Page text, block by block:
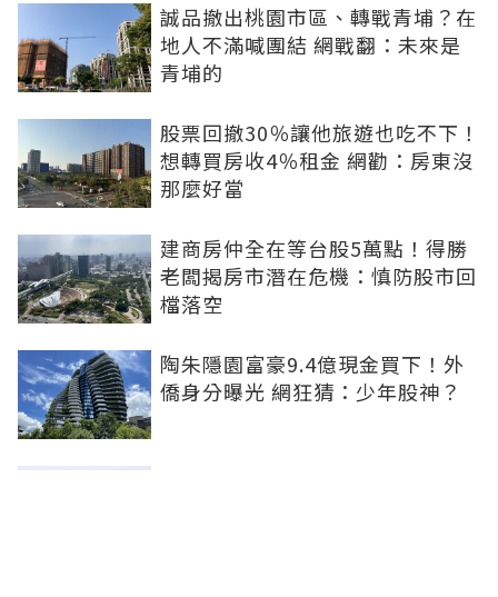
誠品撤出桃園市區、轉戰青埔？在
地人不滿喊團結 網戰翻：未來是
青埔的
股票回撤30％讓他旅遊也吃不下！
想轉買房收4％租金 網勸：房東沒
那麼好當
建商房仲全在等台股5萬點！得勝
老闆揭房市潛在危機：慎防股市回
檔落空
陶朱隱園富豪9.4億現金買下！外
僑身分曝光 網狂猜：少年股神？